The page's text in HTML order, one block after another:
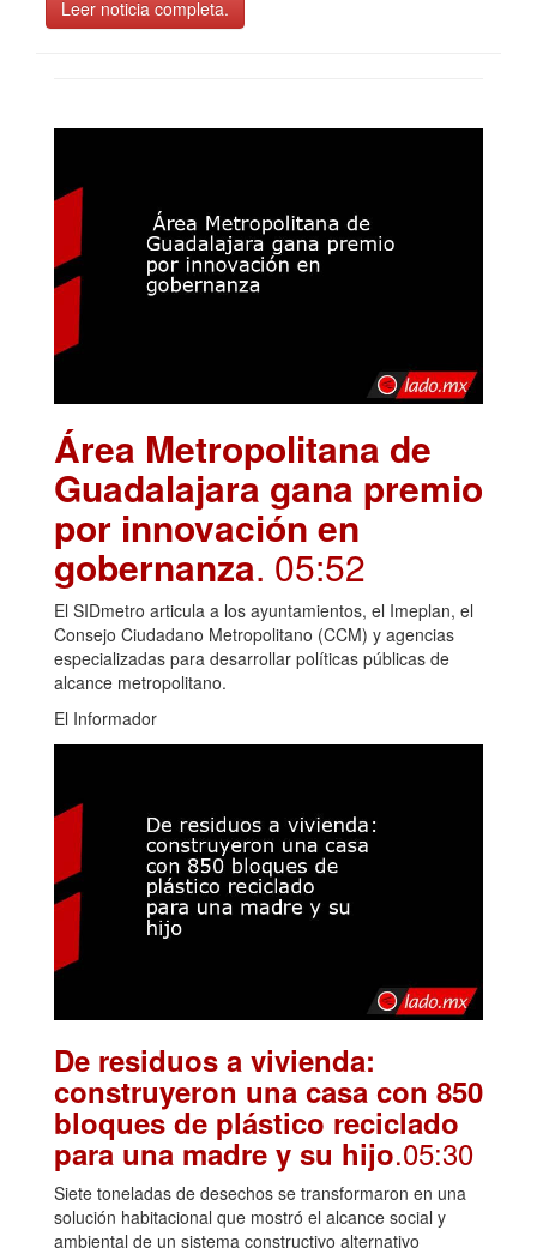
Leer noticia completa.
Área Metropolitana de
Guadalajara gana premio
por innovación en
gobernanza. 05:52
El SIDmetro articula a los ayuntamientos, el Imeplan, el
Consejo Ciudadano Metropolitano (CCM) y agencias
especializadas para desarrollar políticas públicas de
alcance metropolitano.
El Informador
De residuos a vivienda:
construyeron una casa con 850
bloques de plástico reciclado
para una madre y su hijo.05:30
Siete toneladas de desechos se transformaron en una
solución habitacional que mostró el alcance social y
ambiental de un sistema constructivo alternativo